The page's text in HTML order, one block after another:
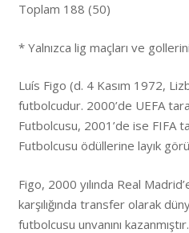
Toplam 188 (50)
* Yalnızca lig maçları ve
Luís Figo (d. 4 Kasım 1972,
futbolcudur. 2000’de UEFA
Futbolcusu, 2001’de ise FIFA
Futbolcusu ödüllerine layık
Figo, 2000 yılında Real
karşılığında transfer olarak
futbolcusu unvanını kazanmıştır.